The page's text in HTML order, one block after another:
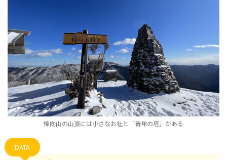
綿向山の山頂には小さなお社と「青年の塔」がある
DATA